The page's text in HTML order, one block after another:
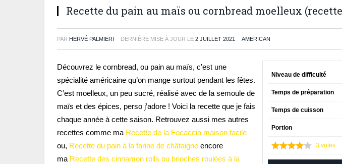
Recette du pain au maïs ou cornbread moelleux
PAR HERVÉ PALMIERI DERNIÈRE MISE À JOUR LE 2 JUILLET 2021 AMERICAN
Niveau de difficulté
Temps de préparation
Temps de cuisson
Portion
3votes
Découvrez le cornbread, ou pain au maïs, c’est une
spécialité américaine qu’on mange surtout pendant les fêtes.
C’est moelleux, un peu sucré, réalisé avec de la semoule de
maïs et des épices, perso j’adore ! Voici la recette que je fais
chaque année à cette saison. Retrouvez aussi mes autres
recettes comme ma Recette de la Focaccia maison facile
ou, Recette du pain à la farine de châtaigne encore
ma Recette des cinnamon rolls ou brioches roulées à la